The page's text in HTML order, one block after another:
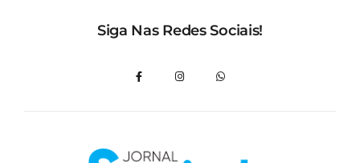
Siga Nas Redes Sociais!